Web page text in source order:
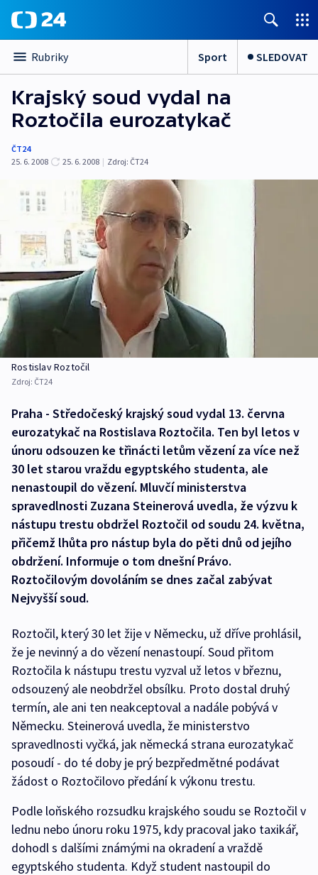
Rubriky Sport SLEDOVAT
Krajský soud vydal na
Roztočila eurozatykač
ČT24
25. 6. 2008
25. 6. 2008 | Zdroj: ČT24
Rostislav Roztočil
Zdroj: ČT24
Praha - Středočeský krajský soud vydal 13. června
eurozatykač na Rostislava Roztočila. Ten byl letos v
únoru odsouzen ke třinácti letům vězení za více než
30 let starou vraždu egyptského studenta, ale
nenastoupil do vězení. Mluvčí ministerstva
spravedlnosti Zuzana Steinerová uvedla, že výzvu k
nástupu trestu obdržel Roztočil od soudu 24. května,
přičemž lhůta pro nástup byla do pěti dnů od jejího
obdržení. Informuje o tom dnešní Právo.
Roztočilovým dovoláním se dnes začal zabývat
Nejvyšší soud.
Roztočil, který 30 let žije v Německu, už dříve prohlásil,
že je nevinný a do vězení nenastoupí. Soud přitom
Roztočila k nástupu trestu vyzval už letos v březnu,
odsouzený ale neobdržel obsílku. Proto dostal druhý
termín, ale ani ten neakceptoval a nadále pobývá v
Německu. Steinerová uvedla, že ministerstvo
spravedlnosti vyčká, jak německá strana eurozatykač
posoudí - do té doby je prý bezpředmětné podávat
žádost o Roztočilovo předání k výkonu trestu.
Podle loňského rozsudku krajského soudu se Roztočil v
lednu nebo únoru roku 1975, kdy pracoval jako taxikář,
dohodl s dalšími známými na okradení a vraždě
egyptského studenta. Když student nastoupil do